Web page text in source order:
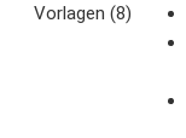
Vorlagen (8)